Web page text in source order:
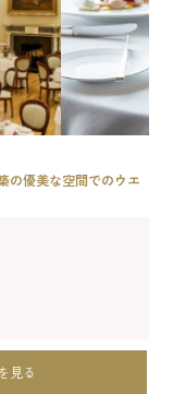
の優美な空間でのウエ
見る